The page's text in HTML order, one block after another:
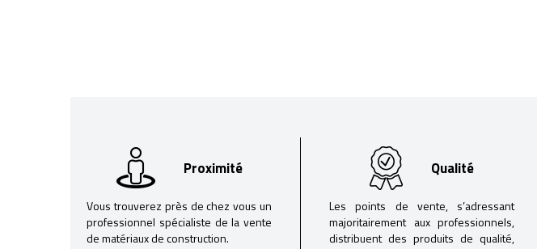
Proximité
Vous trouverez près de chez vous un
professionnel spécialiste de la vente
de matériaux de construction.
Qualité
Les points de vente, s’adressant
majoritairement aux professionnels,
distribuent des produits de qualité,